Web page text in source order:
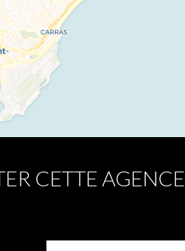
CETTE AGENCE